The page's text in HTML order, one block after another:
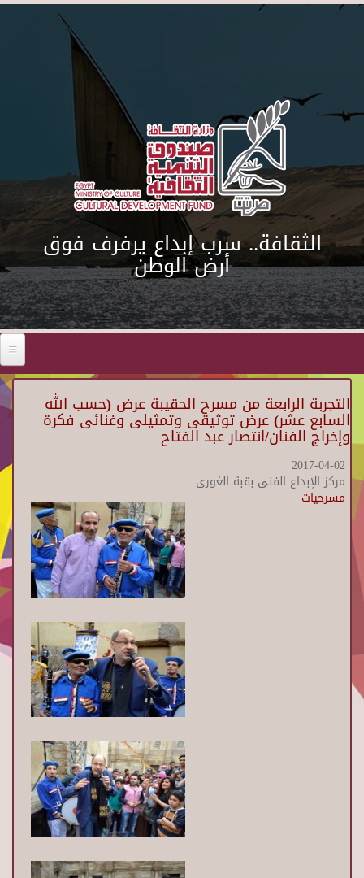
Skip to main content
الثقافة.. سرب إبداع يرفرف فوق
أرض الوطن
التجربة الرابعة من مسرح الحقيبة عرض (حسب الله
السابع عشر) عرض توثيقى وتمثيلى وغنائى فكرة
وإخراج الفنان/انتصار عبد الفتاح
2017-04-02
مركز الإبداع الفنى بقبة الغورى
مسرحيات